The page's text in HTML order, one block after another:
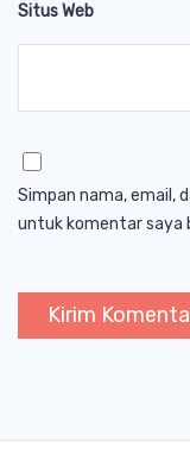
Situs Web
Simpan nama, email,
untuk komentar saya